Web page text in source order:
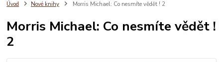
Úvod Nové knihy Morris Michael: Co nesmíte vědět ! 2
Morris Michael: Co nesmíte vědět !
2